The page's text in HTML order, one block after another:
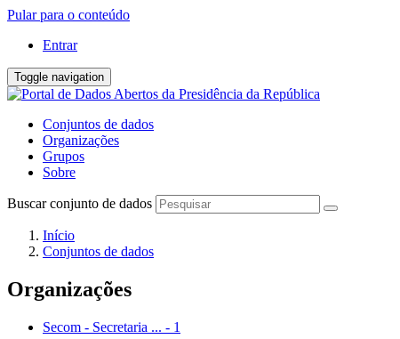
Pular para o conteúdo
Entrar
Toggle navigation
Conjuntos de dados
Organizações
Grupos
Sobre
Buscar conjunto de dados
Início
Conjuntos de dados
Organizações
Secom - Secretaria ... - 1